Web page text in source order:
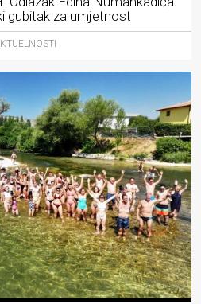
gubitak za umjetnost